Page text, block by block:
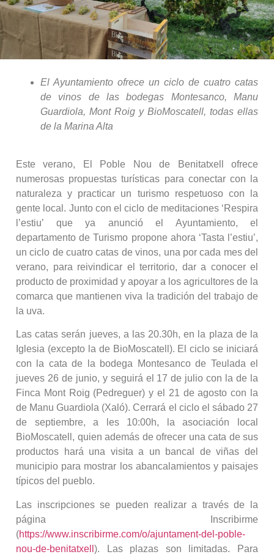
El Ayuntamiento ofrece un ciclo de cuatro catas
de vinos de las bodegas Montesanco, Manu
Guardiola, Mont Roig y BioMoscatell, todas ellas
de la Marina Alta
Este verano, El Poble Nou de Benitatxell ofrece
numerosas propuestas turísticas para conectar con la
naturaleza y practicar un turismo respetuoso con la
gente local. Junto con el ciclo de meditaciones ‘Respira
l’estiu’ que ya anunció el Ayuntamiento, el
departamento de Turismo propone ahora ‘Tasta l’estiu’,
un ciclo de cuatro catas de vinos, una por cada mes del
verano, para reivindicar el territorio, dar a conocer el
producto de proximidad y apoyar a los agricultores de la
comarca que mantienen viva la tradición del trabajo de
la uva.
Las catas serán jueves, a las 20.30h, en la plaza de la
Iglesia (excepto la de BioMoscatell). El ciclo se iniciará
con la cata de la bodega Montesanco de Teulada el
jueves 26 de junio, y seguirá el 17 de julio con la de la
Finca Mont Roig (Pedreguer) y el 21 de agosto con la
de Manu Guardiola (Xaló). Cerrará el ciclo el sábado 27
de septiembre, a les 10:00h, la asociación local
BioMoscatell, quien además de ofrecer una cata de sus
productos hará una visita a un bancal de viñas del
municipio para mostrar los abancalamientos y paisajes
típicos del pueblo.
Las inscripciones se pueden realizar a través de la
página Inscribirme
(https://www.inscribirme.com/o/ajuntament-del-poble-
nou-de-benitatxell ). Las plazas son limitadas. Para